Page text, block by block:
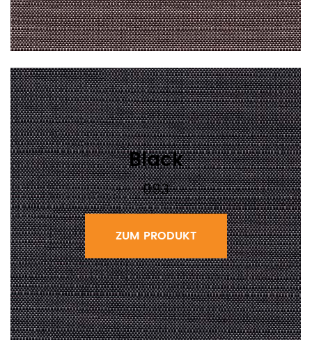
Black
093
ZUM PRODUKT